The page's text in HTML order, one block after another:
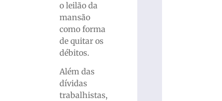
o leilão da
mansão
como forma
de quitar os
débitos.
Além das
dívidas
trabalhistas,